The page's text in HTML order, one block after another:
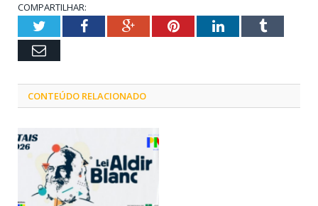
COMPARTILHAR:
TwitterFacebookGoogle+PinterestLinkedInTumblr
Email
CONTEÚDO RELACIONADO